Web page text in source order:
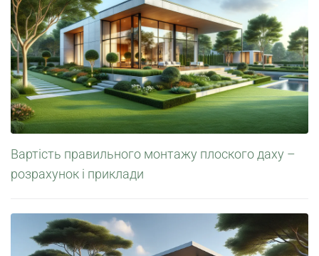
Вартість правильного монтажу плоского даху –
розрахунок і приклади